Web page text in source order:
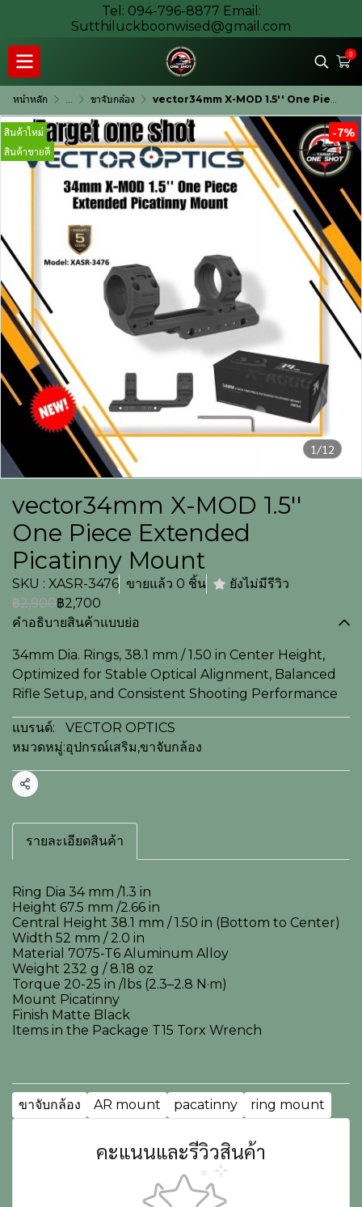
Tel: 094-796-8877 Email:
Sutthiluckboonwised@gmail.com
0
หน้าหลัก ... ขาจับกล้อง vector34mm X-MOD 1.5'' One Piece Extended Picatinny Mount
1/12
สินค้าใหม่
สินค้าขายดี
-7%
vector34mm X-MOD 1.5''
One Piece Extended
Picatinny Mount
SKU : XASR-3476 ขายแล้ว 0 ชิ้น
ยังไม่มีรีวิว
฿2,900฿2,700
คำอธิบายสินค้าแบบย่อ
34mm Dia. Rings, 38.1 mm / 1.50 in Center Height,
Optimized for Stable Optical Alignment, Balanced
Rifle Setup, and Consistent Shooting Performance
แบรนด์:
VECTOR OPTICS
หมวดหมู่:อุปกรณ์เสริม,ขาจับกล้อง
แชร์
รายละเอียดสินค้า
Ring Dia 34 mm /1.3 in
Height 67.5 mm /2.66 in
Central Height 38.1 mm / 1.50 in (Bottom to Center)
Width 52 mm / 2.0 in
Material 7075-T6 Aluminum Alloy
Weight 232 g / 8.18 oz
Torque 20-25 in /lbs (2.3–2.8 N·m)
Mount Picatinny
Finish Matte Black
Items in the Package T15 Torx Wrench
ขาจับกล้อง AR mount pacatinny ring mount
คะแนนและรีวิวสินค้า